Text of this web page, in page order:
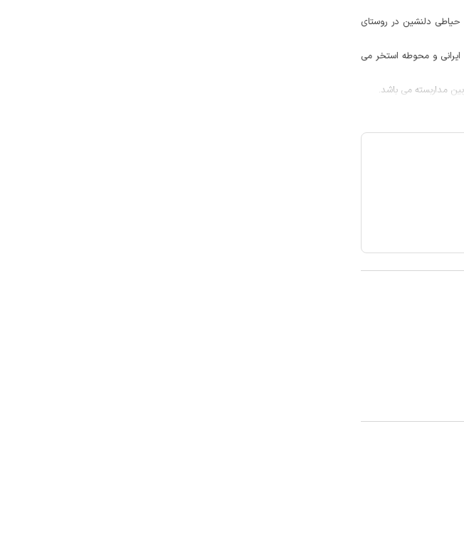
حیاطی دلنشین در روستای
ایرانی و محوطه استخر می
مداربسته می باشد.
استفاده نمایند.
برای اپراتور ایرانسل به
از جاذبه های طبیعی و